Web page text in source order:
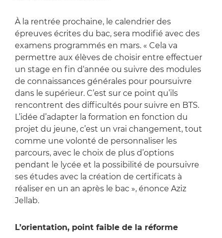
À la rentrée prochaine, le calendrier des
épreuves écrites du bac, sera modifié avec des
examens programmés en mars. « Cela va
permettre aux élèves de choisir entre effectuer
un stage en fin d‘année ou suivre des modules
de connaissances générales pour poursuivre
dans le supérieur. C’est sur ce point qu’ils
rencontrent des difficultés pour suivre en BTS.
L’idée d’adapter la formation en fonction du
projet du jeune, c’est un vrai changement, tout
comme une volonté de personnaliser les
parcours, avec le choix de plus d’options
pendant le lycée et la possibilité de poursuivre
ses études avec la création de certificats à
réaliser en un an après le bac », énonce Aziz
Jellab.
L’orientation, point faible de la réforme